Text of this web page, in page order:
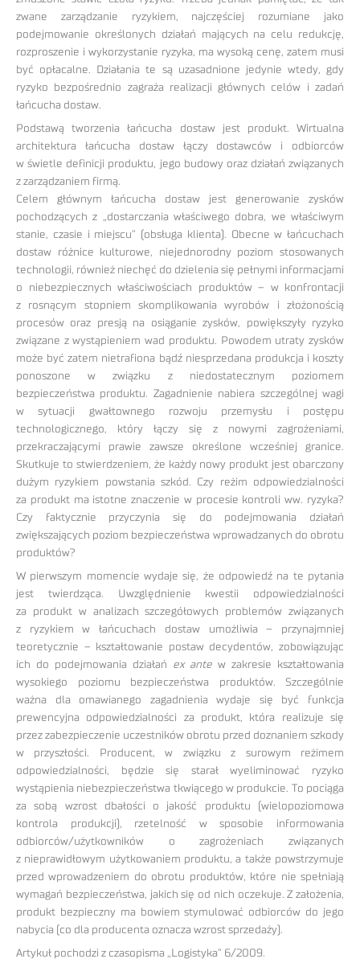
zwane zarządzanie ryzykiem, najczęściej rozumiane jako
podejmowanie określonych działań mających na celu redukcję,
rozproszenie i wykorzystanie ryzyka, ma wysoką cenę, zatem musi
być opłacalne. Działania te są uzasadnione jedynie wtedy, gdy
ryzyko bezpośrednio zagraża realizacji głównych celów i zadań
łańcucha dostaw.
Podstawą tworzenia łańcucha dostaw jest produkt. Wirtualna
architektura łańcucha dostaw łączy dostawców i odbiorców
w świetle definicji produktu, jego budowy oraz działań związanych
z zarządzaniem firmą.
Celem głównym łańcucha dostaw jest generowanie zysków
pochodzących z „dostarczania właściwego dobra, we właściwym
stanie, czasie i miejscu” (obsługa klienta). Obecne w łańcuchach
dostaw różnice kulturowe, niejednorodny poziom stosowanych
technologii, również niechęć do dzielenia się pełnymi informacjami
o niebezpiecznych właściwościach produktów – w konfrontacji
z rosnącym stopniem skomplikowania wyrobów i złożonością
procesów oraz presją na osiąganie zysków, powiększyły ryzyko
związane z wystąpieniem wad produktu. Powodem utraty zysków
może być zatem nietrafiona bądź niesprzedana produkcja i koszty
ponoszone w związku z niedostatecznym poziomem
bezpieczeństwa produktu. Zagadnienie nabiera szczególnej wagi
w sytuacji gwałtownego rozwoju przemysłu i postępu
technologicznego, który łączy się z nowymi zagrożeniami,
przekraczającymi prawie zawsze określone wcześniej granice.
Skutkuje to stwierdzeniem, że każdy nowy produkt jest obarczony
dużym ryzykiem powstania szkód. Czy reżim odpowiedzialności
za produkt ma istotne znaczenie w procesie kontroli ww. ryzyka?
Czy faktycznie przyczynia się do podejmowania działań
zwiększających poziom bezpieczeństwa wprowadzanych do obrotu
produktów?
W pierwszym momencie wydaje się, że odpowiedź na te pytania
jest twierdząca. Uwzględnienie kwestii odpowiedzialności
za produkt w analizach szczegółowych problemów związanych
z ryzykiem w łańcuchach dostaw umożliwia – przynajmniej
teoretycznie – kształtowanie postaw decydentów, zobowiązując
ich do podejmowania działań ex ante w zakresie kształtowania
wysokiego poziomu bezpieczeństwa produktów. Szczególnie
ważna dla omawianego zagadnienia wydaje się być funkcja
prewencyjna odpowiedzialności za produkt, która realizuje się
przez zabezpieczenie uczestników obrotu przed doznaniem szkody
w przyszłości. Producent, w związku z surowym reżimem
odpowiedzialności, będzie się starał wyeliminować ryzyko
wystąpienia niebezpieczeństwa tkwiącego w produkcie. To pociąga
za sobą wzrost dbałości o jakość produktu (wielopoziomowa
kontrola produkcji), rzetelność w sposobie informowania
odbiorców/użytkowników o zagrożeniach związanych
z nieprawidłowym użytkowaniem produktu, a także powstrzymuje
przed wprowadzeniem do obrotu produktów, które nie spełniają
wymagań bezpieczeństwa, jakich się od nich oczekuje. Z założenia,
produkt bezpieczny ma bowiem stymulować odbiorców do jego
nabycia (co dla producenta oznacza wzrost sprzedaży).
Artykuł pochodzi z czasopisma „Logistyka” 6/2009.